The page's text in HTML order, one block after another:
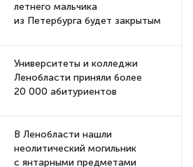
летнего мальчика
из Петербурга будет закрытым
Университеты и колледжи
Ленобласти приняли более
20 000 абитуриентов
В Ленобласти нашли
неолитический могильник
с янтарными предметами